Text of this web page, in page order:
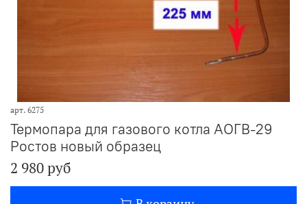
арт. 6275
Термопара для газового котла АОГВ-29
Ростов новый образец
2 980 руб